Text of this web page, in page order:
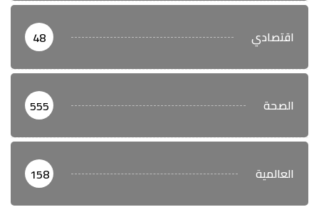
اقتصادي 48
الصحة 555
العالمية 158